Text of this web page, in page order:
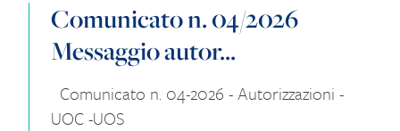
Comunicato n. 04/2026
Messaggio autor...
Comunicato n. 04-2026 - Autorizzazioni -
UOC -UOS